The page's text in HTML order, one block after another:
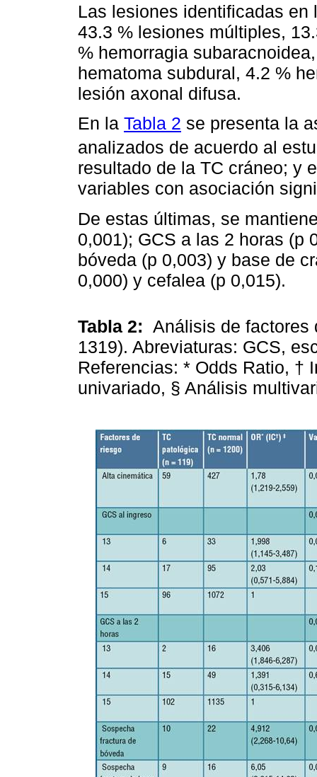
Las lesiones identificadas
43.3 % lesiones múltiples,
% hemorragia
hematoma subdural, 4.2 %
lesión axonal difusa.
En la Tabla 2 se presenta la
analizados de acuerdo al
resultado de la TC cráneo; y
variables con asociación
De estas últimas, se
0,001); GCS a las 2 horas (p
bóveda (p 0,003) y base de
0,000) y cefalea (p 0,015).
Tabla 2: Análisis de factores
1319). Abreviaturas: GCS,
Referencias: * Odds Ratio, †
univariado, § Análisis